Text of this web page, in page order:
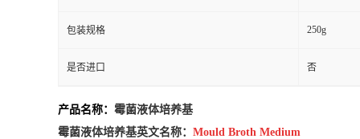
包装规格 250g
是否进口 否
产品名称： 霉菌液体培养基
霉菌液体培养基英文名称： Mould Broth Medium